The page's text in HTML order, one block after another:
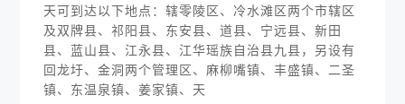
天可到达以下地点：辖零陵区、冷水滩区两个市辖区
及双牌县、祁阳县、东安县、道县、宁远县、新田
县、蓝山县、江永县、江华瑶族自治县九县，另设有
回龙圩、金洞两个管理区、麻柳嘴镇、丰盛镇、二圣
镇、东温泉镇、姜家镇、天